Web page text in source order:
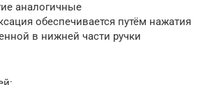
аналогичные
обеспечивается путём нажатия
в нижней части ручки